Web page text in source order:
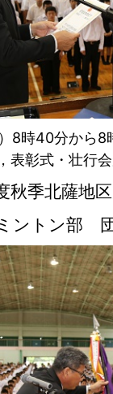
8時40分から
表彰式・壮行
秋季北薩地
ントン部